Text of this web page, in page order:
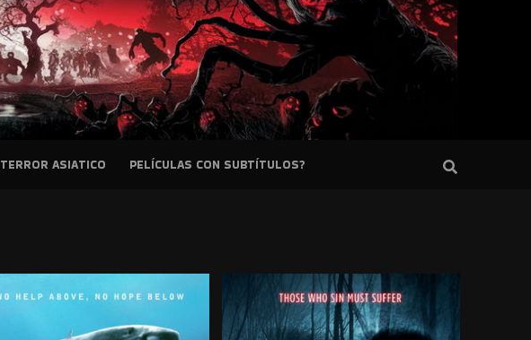
TERROR ASIATICO PELÍCULAS CON SUBTÍTULOS?